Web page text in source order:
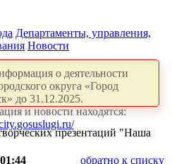
Департаменты, управления,
Новости
о деятельности
округа «Город
до 31.12.2025.
и новости находятся:
презентаций "Наша
обратно к списку